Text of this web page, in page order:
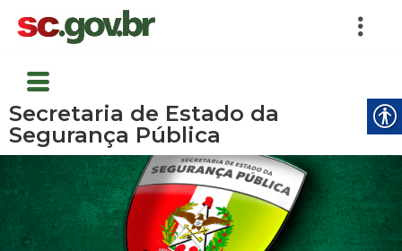
Secretaria de Estado da
Segurança Pública